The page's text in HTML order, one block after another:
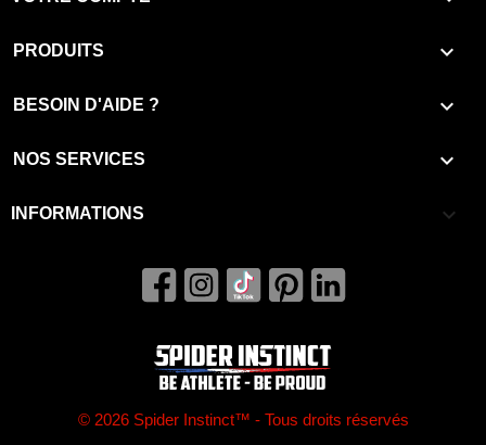
PRODUITS 
BESOIN D'AIDE ? 
NOS SERVICES 
INFORMATIONS keyboard_arrow_down
© 2026 Spider Instinct™ - Tous droits réservés